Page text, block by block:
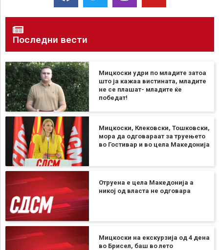
Последни вести
Мицкоски удри по младите затоа
што ја кажаа вистината, младите
не се плашат- младите ќе
победат!
Мицкоски, Клековски, Тошковски,
мора да одговараат за труењето
во Гостивар и во цела Македонија
Отруена е цела Македонија а
никој од власта не одговара
Мицкоски на екскурзија од 4 дена
во Брисел, баш во лето